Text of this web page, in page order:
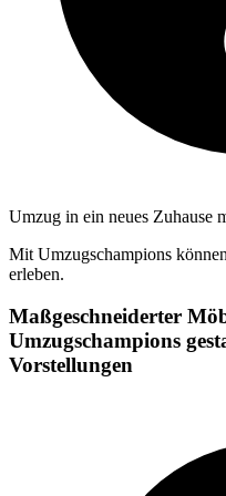
Umzug in ein neues Zuhause
Mit Umzugschampions
erleben.
Maßgeschneiderter
Umzugschampions
Vorstellungen